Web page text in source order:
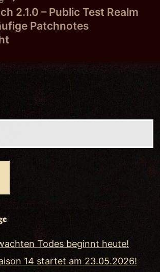
2.1.0 – Public Test Realm
Patchnotes
Todes beginnt heute!
14 startet am 23.05.2026!